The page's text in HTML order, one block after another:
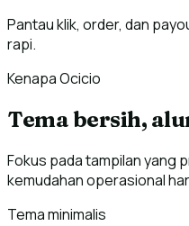
Pantau klik, order, dan
rapi.
Kenapa Ocicio
Tema bersih,
Fokus pada tampilan yang
kemudahan operasional
Tema minimalis